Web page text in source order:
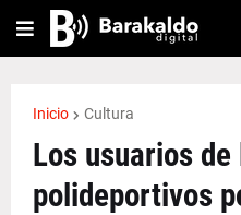
Inicio Cultura
Los usuarios de
polideportivos